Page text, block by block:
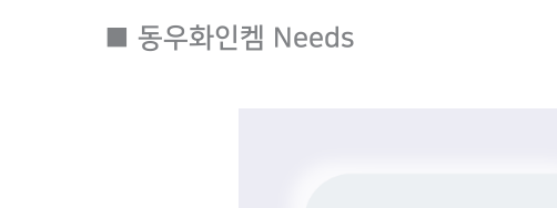
동우화인켐 Needs